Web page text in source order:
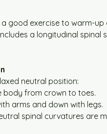
a good exercise to warm-
a longitudinal
neutral position:
body from crown to toes.
arms and down with legs.
spinal curvatures are